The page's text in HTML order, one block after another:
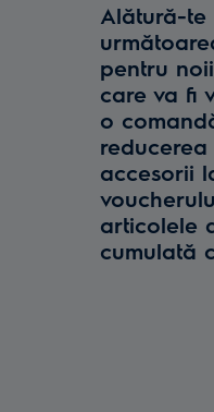
Alătură-te
pentru
care va fi
o
accesorii
articolele
cumulată